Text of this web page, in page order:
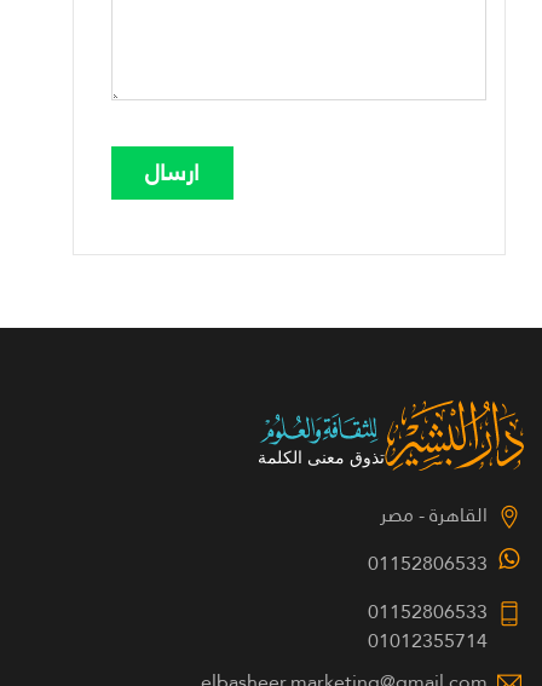
القاهرة - مصر
01152806533
01152806533
01012355714